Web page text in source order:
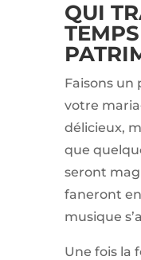
QUI
Faisons un
votre
délicieux,
que
seront
faneront
musique
Une fois la